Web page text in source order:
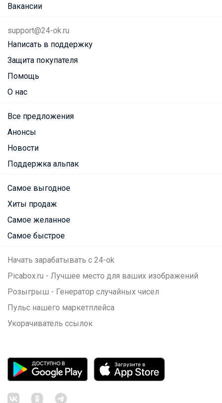
Вакансии
support@24-ok.ru
Написать в поддержку
Защита покупателя
Помощь
О нас
Все предложения
Анонсы
Новости
Поддержка альпак
Самое выгодное
Хиты продаж
Самое желанное
Самое быстрое
Начать зарабатывать с 24-ok
Picabox.ru - Лучшее место для ваших изображений
Розыгрыш - Генератор случайных чисел
Пульс нашего маркетплейса
Укорачиватель ссылок